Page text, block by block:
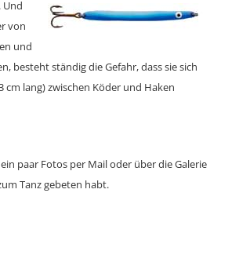
Und
von
und
besteht ständig die Gefahr, dass sie sich
lang) zwischen Köder und Haken
paar Fotos per Mail oder über die Galerie
Tanz gebeten habt.